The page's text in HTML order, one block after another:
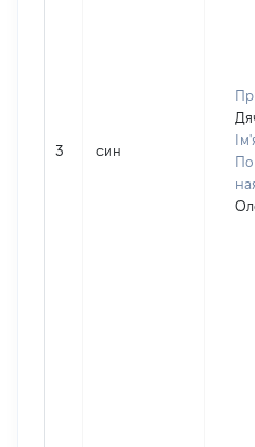
3 син
По